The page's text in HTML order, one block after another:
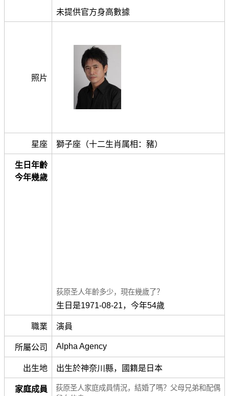
未提供官方身高數據
照片
星座 獅子座（十二生肖属相：豬）
生日年齡
今年幾歲
荻原圣人年齡多少，現在幾歲了？
生日是1971-08-21，今年54歲
職業 演員
所屬公司 Alpha Agency
出生地 出生於神奈川縣，國籍是日本
家庭成員
荻原圣人家庭成員情況，結婚了嗎？父母兄弟和配偶